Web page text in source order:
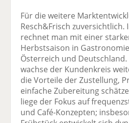
Für die weitere
Resch&Frisch zuversichtlich.
rechnet man mit einer
Herbstsaison in
Österreich und Deutschland.
wachse der Kundenkreis
die Vorteile der Zustellung,
einfache Zubereitung
liege der Fokus auf
und Café-Konzepten;